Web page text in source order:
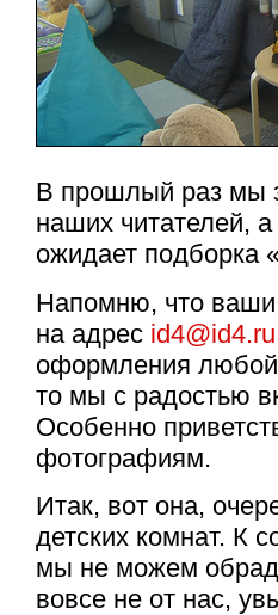
В прошлый раз мы
наших читателей,
ожидает подборка
Напомню, что ваши
на адрес id4@id4.ru
оформления
то мы с радостью
Особенно
фотографиям.
Итак, вот она,
детских комнат. К
мы не можем
вовсе не от нас,